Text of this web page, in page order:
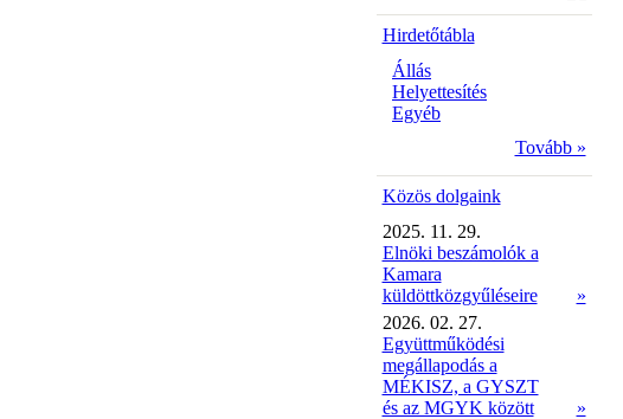
Hirdetőtábla
Állás
Helyettesítés
Egyéb
Tovább »
Közös dolgaink
2025. 11. 29.
Elnöki beszámolók a
Kamara
küldöttközgyűléseire
»
2026. 02. 27.
Együttműködési
megállapodás a
MÉKISZ, a GYSZT
és az MGYK között
»